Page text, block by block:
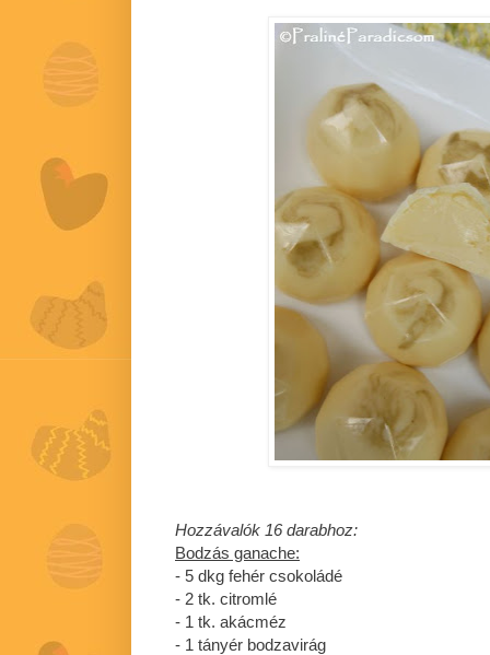
Hozzávalók 16 darabhoz:
Bodzás ganache:
- 5 dkg fehér csokoládé
- 2 tk. citromlé
- 1 tk. akácméz
- 1 tányér bodzavirág